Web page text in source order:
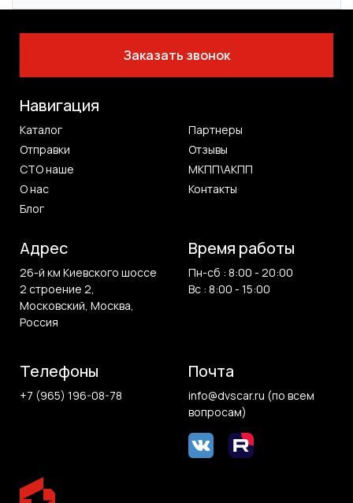
Заказать звонок
Навигация
Каталог
Партнеры
Отправки
Отзывы
СТО наше
МКПП\АКПП
О нас
Контакты
Блог
Адрес
26-й км Киевского шоссе
2 строение 2,
Московский, Москва,
Россия
Время работы
Пн-сб : 8:00 - 20:00
Вс : 8:00 - 15:00
Телефоны
+7 (965) 196-08-78
Почта
info@dvscar.ru (по всем
вопросам)